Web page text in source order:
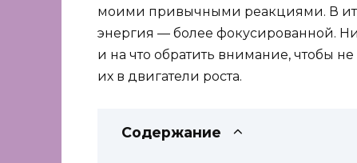
моими привычными реакциями. В
энергия — более фокусированной.
и на что обратить внимание, чтобы не
их в двигатели роста.
Содержание